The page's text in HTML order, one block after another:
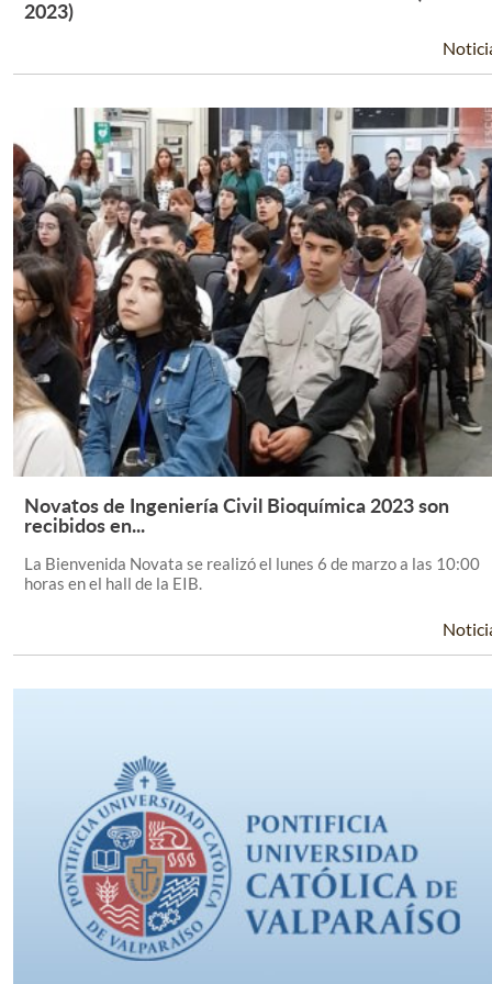
Leer Más +
2023)
Leer Más +
Novatos de Ingeniería Civil Bioquímica 2023 son
recibidos en...
La Bienvenida Novata se realizó el lunes 6 de marzo a las 10:00
horas en el hall de la EIB.